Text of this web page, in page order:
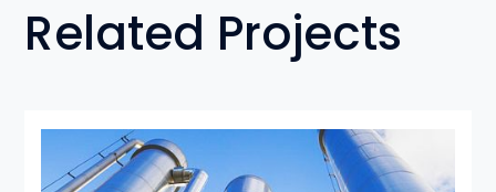
Related Projects